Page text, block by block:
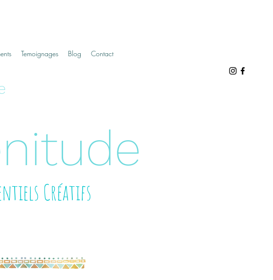
Temoignages Blog Contact
Créatifs